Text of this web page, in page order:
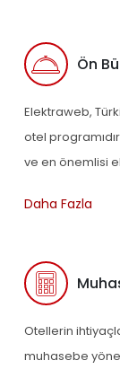
Ön
Elektraweb,
otel
ve en önemlisi
Daha Fazla
Otellerin
muhasebe